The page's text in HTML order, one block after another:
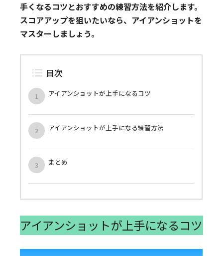
手くなるコツとおすすめの練習方法を紹介します。
スコアアップを狙いたいなら、アイアンショットを
マスターしましょう。
目次
アイアンショットが上手になるコツ
アイアンショットが上手になる練習方法
まとめ
アイアンショットが上手になるコツ